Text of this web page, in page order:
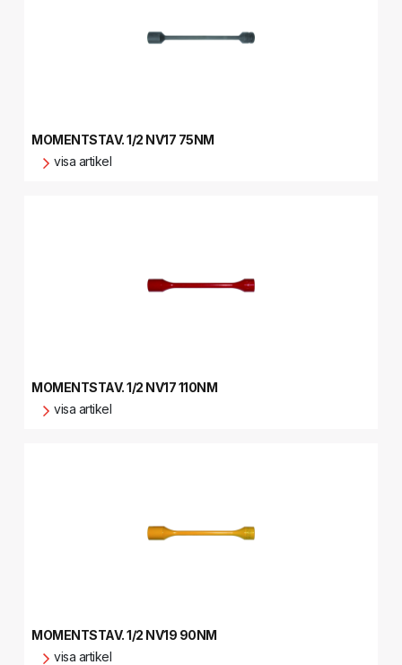
MOMENTSTAV. 1/2 NV17 75NM
visa artikel
MOMENTSTAV. 1/2 NV17 110NM
visa artikel
MOMENTSTAV. 1/2 NV19 90NM
visa artikel